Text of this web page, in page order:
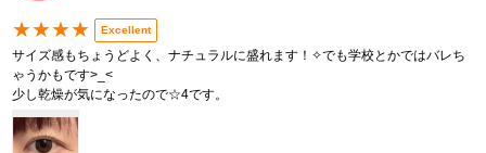
★★★★ Excellent
サイズ感もちょうどよく、ナチュラルに盛れます！✧でも学校とかではバレち
ゃうかもです>_<
少し乾燥が気になったので☆4です。